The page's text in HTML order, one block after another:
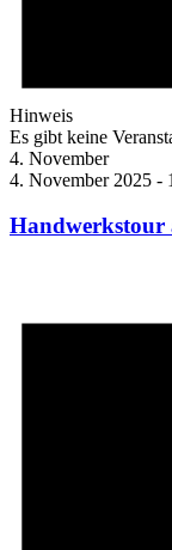
Hinweis
Es gibt keine
4. November
4. November 2025 -
Handwerkstour